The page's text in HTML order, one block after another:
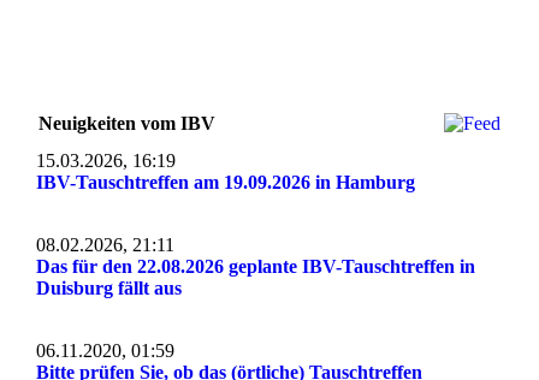
Neuigkeiten vom IBV
15.03.2026, 16:19
IBV-Tauschtreffen am 19.09.2026 in Hamburg
08.02.2026, 21:11
Das für den 22.08.2026 geplante IBV-Tauschtreffen in
Duisburg fällt aus
06.11.2020, 01:59
Bitte prüfen Sie, ob das (örtliche) Tauschtreffen